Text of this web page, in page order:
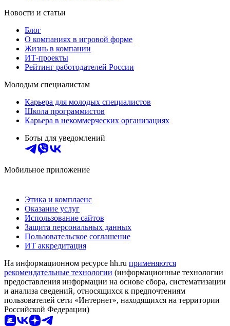
Новости и статьи
Блог
О компаниях в игровой форме
Жизнь в компании
ИТ-проекты
Рейтинг работодателей России
Молодым специалистам
Карьера для молодых специалистов
Школа программистов
Карьера в некоммерческих организациях
Боты для уведомлений
Мобильное приложение
Этика и комплаенс
Оказание услуг
Использование сайтов
Защита персональных данных
Пользовательское соглашение
ИТ аккредитация
На информационном ресурсе hh.ru применяются
рекомендательные технологии (информационные технологии
предоставления информации на основе сбора, систематизации
и анализа сведений, относящихся к предпочтениям
пользователей сети «Интернет», находящихся на территории
Российской Федерации)